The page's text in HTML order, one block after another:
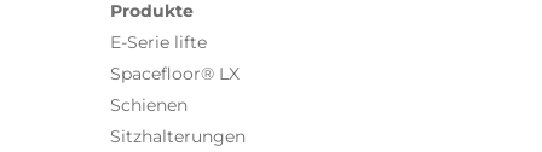
Produkte
E-Serie lifte
Spacefloor® LX
Schienen
Sitzhalterungen